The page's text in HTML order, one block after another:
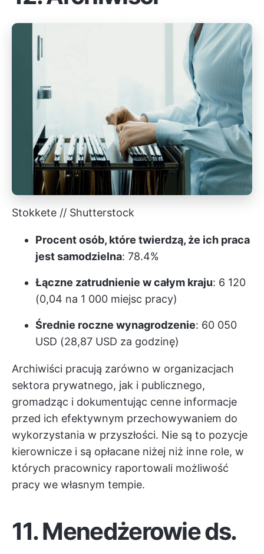
Stokkete // Shutterstock
Procent osób, które twierdzą, że ich praca
jest samodzielna: 78.4%
Łączne zatrudnienie w całym kraju: 6 120
(0,04 na 1 000 miejsc pracy)
Średnie roczne wynagrodzenie: 60 050
USD (28,87 USD za godzinę)
Archiwiści pracują zarówno w organizacjach
sektora prywatnego, jak i publicznego,
gromadząc i dokumentując cenne informacje
przed ich efektywnym przechowywaniem do
wykorzystania w przyszłości. Nie są to pozycje
kierownicze i są opłacane niżej niż inne role, w
których pracownicy raportowali możliwość
pracy we własnym tempie.
11. Menedżerowie ds.